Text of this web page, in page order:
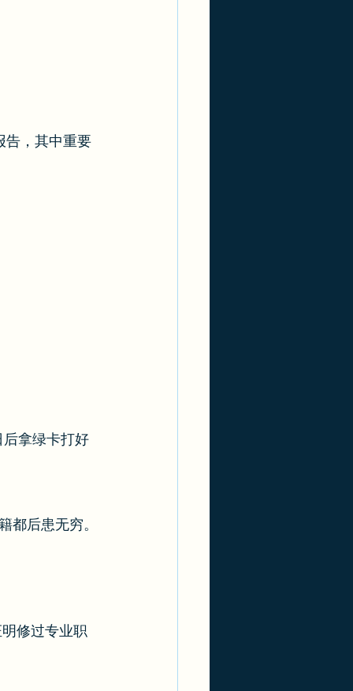
告，其中重要
拿绿卡打好
都后患无穷。
修过专业职